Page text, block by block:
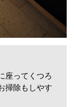
座ってくつろ
掃除もしやす